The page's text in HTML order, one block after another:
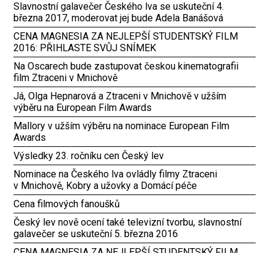
Slavnostní galavečer Českého lva se uskuteční 4.
března 2017, moderovat jej bude Adela Banášová
CENA MAGNESIA ZA NEJLEPŠÍ STUDENTSKÝ FILM
2016: PŘIHLASTE SVŮJ SNÍMEK
Na Oscarech bude zastupovat českou kinematografii
film Ztraceni v Mnichově
Já, Olga Hepnarová a Ztraceni v Mnichově v užším
výběru na European Film Awards
Mallory v užším výběru na nominace European Film
Awards
Výsledky 23. ročníku cen Český lev
Nominace na Českého lva ovládly filmy Ztraceni
v Mnichově, Kobry a užovky a Domácí péče
Cena filmových fanoušků
Český lev nově ocení také televizní tvorbu, slavnostní
galavečer se uskuteční 5. března 2016